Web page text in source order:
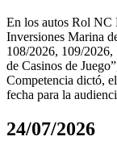
En los autos Rol NC
Inversiones Marina
108/2026, 109/2026,
de Casinos de
Competencia dictó,
fecha para la
24/07/2026